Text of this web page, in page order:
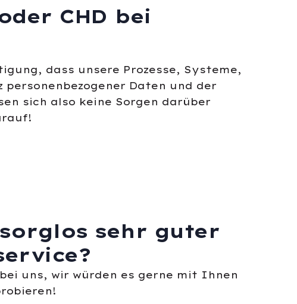
CHD bei
dass unsere Prozesse, Systeme,
Daten und der
sich also keine Sorgen darüber
sehr guter
uns, wir würden es gerne mit Ihnen